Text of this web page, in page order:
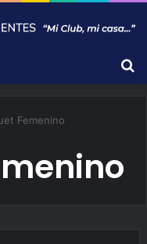
Femenino